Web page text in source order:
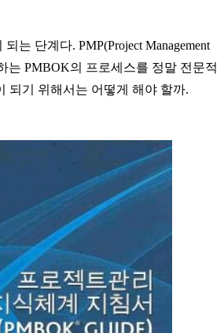
는 단계다. PMP(Project Management
는 PMBOK의 프로세스를 정말 전문적
되기 위해서는 어떻게 해야 할까.